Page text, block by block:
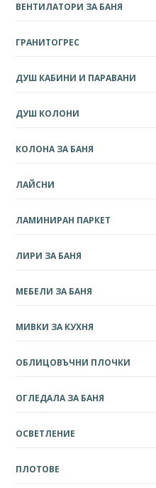
ВЕНТИЛАТОРИ ЗА БАНЯ
ГРАНИТОГРЕС
ДУШ КАБИНИ И ПАРАВАНИ
ДУШ КОЛОНИ
КОЛОНА ЗА БАНЯ
ЛАЙСНИ
ЛАМИНИРАН ПАРКЕТ
ЛИРИ ЗА БАНЯ
МЕБЕЛИ ЗА БАНЯ
МИВКИ ЗА КУХНЯ
ОБЛИЦОВЪЧНИ ПЛОЧКИ
ОГЛЕДАЛА ЗА БАНЯ
ОСВЕТЛЕНИЕ
ПЛОТОВЕ